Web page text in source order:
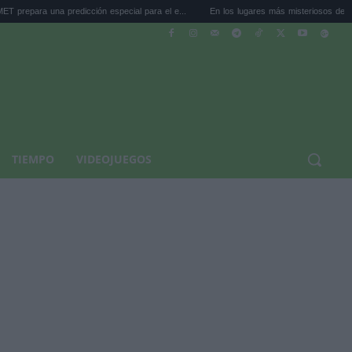
predicción especial para el e... En los lugares más misteriosos del planeta:
TIEMPO VIDEOJUEGOS